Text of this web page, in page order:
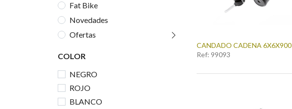
Fat Bike
Novedades
Ofertas
COLOR
NEGRO
ROJO
BLANCO
CANDADO CADENA 6X6X900
Ref: 99093